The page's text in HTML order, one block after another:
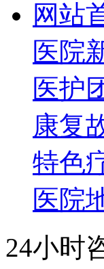
网站
医院
医护
康复
特色
医院
24小时